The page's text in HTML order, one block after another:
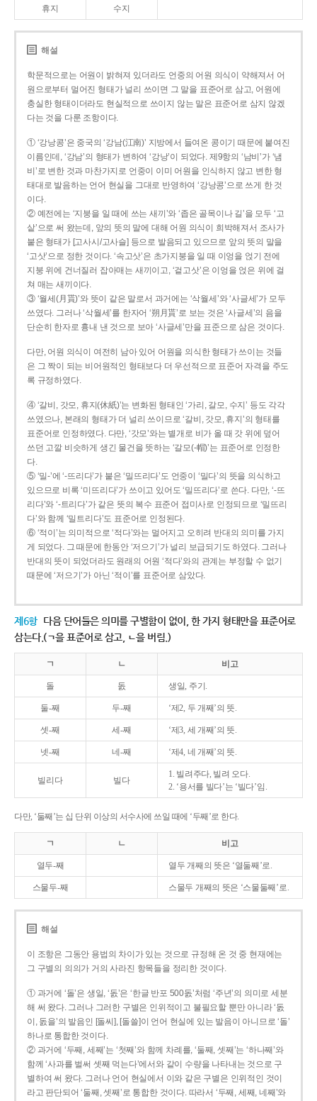
휴지 수지
해설
학문적으로는 어원이 밝혀져 있더라도 언중의 어원 의식이 약해져서 어
원으로부터 멀어진 형태가 널리 쓰이면 그 말을 표준어로 삼고, 어원에
충실한 형태이더라도 현실적으로 쓰이지 않는 말은 표준어로 삼지 않겠
다는 것을 다룬 조항이다.
① ‘강낭콩’은 중국의 ‘강남(江南)’ 지방에서 들여온 콩이기 때문에 붙여진
이름인데, ‘강남’의 형태가 변하여 ‘강낭’이 되었다. 제9항의 ‘남비’가 ‘냄
비’로 변한 것과 마찬가지로 언중이 이미 어원을 인식하지 않고 변한 형
태대로 발음하는 언어 현실을 그대로 반영하여 ‘강낭콩’으로 쓰게 한 것
이다.
② 예전에는 ‘지붕을 일 때에 쓰는 새끼’와 ‘좁은 골목이나 길’을 모두 ‘고
샅’으로 써 왔는데, 앞의 뜻의 말에 대해 어원 의식이 희박해져서 조사가
붙은 형태가 [고사시/고사슬] 등으로 발음되고 있으므로 앞의 뜻의 말을
‘고삿’으로 정한 것이다. ‘속고삿’은 초가지붕을 일 때 이엉을 얹기 전에
지붕 위에 건너질러 잡아매는 새끼이고, ‘겉고삿’은 이엉을 얹은 위에 걸
쳐 매는 새끼이다.
③ ‘월세(月貰)’와 뜻이 같은 말로서 과거에는 ‘삭월세’와 ‘사글세’가 모두
쓰였다. 그러나 ‘삭월세’를 한자어 ‘朔月貰’로 보는 것은 ‘사글세’의 음을
단순히 한자로 흉내 낸 것으로 보아 ‘사글세’만을 표준으로 삼은 것이다.
다만, 어원 의식이 여전히 남아 있어 어원을 의식한 형태가 쓰이는 것들
은 그 짝이 되는 비어원적인 형태보다 더 우선적으로 표준어 자격을 주도
록 규정하였다.
④ ‘갈비, 갓모, 휴지(休紙)’는 변화된 형태인 ‘가리, 갈모, 수지’ 등도 각각
쓰였으나, 본래의 형태가 더 널리 쓰이므로 ‘갈비, 갓모, 휴지’의 형태를
표준어로 인정하였다. 다만, ‘갓모’와는 별개로 비가 올 때 갓 위에 덮어
쓰던 고깔 비슷하게 생긴 물건을 뜻하는 ‘갈모(-帽)’는 표준어로 인정한
다.
⑤ ‘밀-’에 ‘-뜨리다’가 붙은 ‘밀뜨리다’도 언중이 ‘밀다’의 뜻을 의식하고
있으므로 비록 ‘미뜨리다’가 쓰이고 있어도 ‘밀뜨리다’로 쓴다. 다만, ‘-뜨
리다’와 ‘-트리다’가 같은 뜻의 복수 표준어 접미사로 인정되므로 ‘밀뜨리
다’와 함께 ‘밀트리다’도 표준어로 인정된다.
⑥ ‘적이’는 의미적으로 ‘적다’와는 멀어지고 오히려 반대의 의미를 가지
게 되었다. 그 때문에 한동안 ‘저으기’가 널리 보급되기도 하였다. 그러나
반대의 뜻이 되었더라도 원래의 어원 ‘적다’와의 관계는 부정할 수 없기
때문에 ‘저으기’가 아닌 ‘적이’를 표준어로 삼았다.
제6항 다음 단어들은 의미를 구별함이 없이, 한 가지 형태만을 표준어로
삼는다.(ㄱ을 표준어로 삼고, ㄴ을 버림.)
ㄱ ㄴ 비고
돌 돐 생일, 주기.
둘-째 두-째 ‘제2, 두 개째’의 뜻.
셋-째 세-째 ‘제3, 세 개째’의 뜻.
넷-째 네-째 ‘제4, 네 개째’의 뜻.
빌리다 빌다
1. 빌려주다, 빌려 오다.
2. ‘용서를 빌다’는 ‘빌다’임.
다만, ‘둘째’는 십 단위 이상의 서수사에 쓰일 때에 ‘두째’로 한다.
ㄱ ㄴ 비고
열두-째 열두 개째의 뜻은 ‘열둘째’로.
스물두-째 스물두 개째의 뜻은 ‘스물둘째’로.
해설
이 조항은 그동안 용법의 차이가 있는 것으로 규정해 온 것 중 현재에는
그 구별의 의의가 거의 사라진 항목들을 정리한 것이다.
① 과거에 ‘돌’은 생일, ‘돐’은 ‘한글 반포 500돐’처럼 ‘주년’의 의미로 세분
해 써 왔다. 그러나 그러한 구별은 인위적이고 불필요할 뿐만 아니라 ‘돐
이, 돐을’의 발음인 [돌씨], [돌쓸]이 언어 현실에 있는 발음이 아니므로 ‘돌’
하나로 통합한 것이다.
② 과거에 ‘두째, 세째’는 ‘첫째’와 함께 차례를, ‘둘째, 셋째’는 ‘하나째’와
함께 ‘사과를 벌써 셋째 먹는다’에서와 같이 수량을 나타내는 것으로 구
별하여 써 왔다. 그러나 언어 현실에서 이와 같은 구별은 인위적인 것이
라고 판단되어 ‘둘째, 셋째’로 통합한 것이다. 따라서 ‘두째, 세째, 네째’와